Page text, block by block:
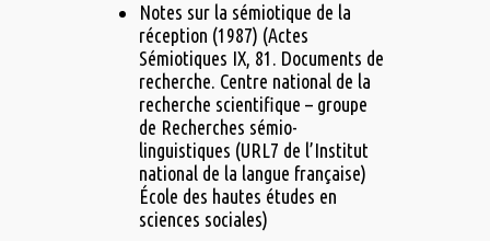
Notes sur la sémiotique de la
réception (1987) (Actes
Sémiotiques IX, 81. Documents de
recherche. Centre national de la
recherche scientifique – groupe
de Recherches sémio-
linguistiques (URL7 de l’Institut
national de la langue française)
École des hautes études en
sciences sociales)